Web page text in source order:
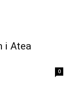
i Atea
0